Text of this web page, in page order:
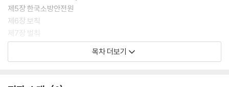
제5장 한국소방안전원
제6장 보칙
제7장 벌칙
제2편 소방의 화재조사에 관한 법률
목차 더보기